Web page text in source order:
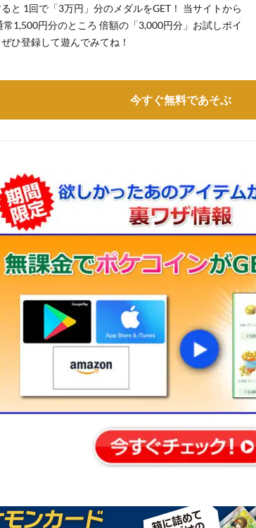
ると 1回で「3万円」分のメダルをGET！ 当サイトから
常1,500円分のところ 倍額の「3,000円分」お試しポイ
ひ登録して遊んでみてね！
今すぐ無料であそぶ